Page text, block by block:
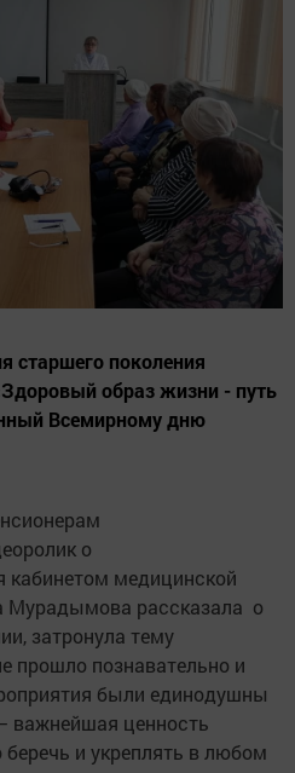
старшего поколения
образ жизни - путь
Всемирному дню
о
медицинской
Мурадымова рассказала о
затронула тему
прошло познавательно и
были единодушны
важнейшая ценность
беречь и укреплять в любом